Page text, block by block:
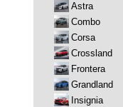
Astra
Combo
Corsa
Crossland
Frontera
Grandland
Insignia